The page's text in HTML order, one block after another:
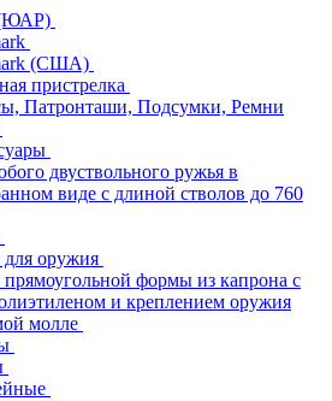
(США)
пристрелка
Патронташи, Подсумки, Ремни
двуствольного ружья в
виде с длиной стволов до 760
оружия
формы из капрона с
и креплением оружия
молле